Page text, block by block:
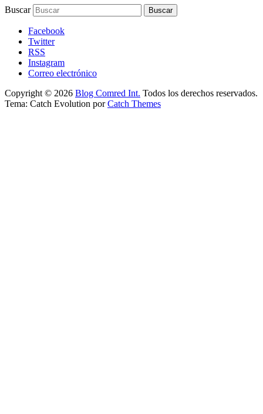
Buscar
Facebook
Twitter
RSS
Instagram
Correo electrónico
Copyright © 2026 Blog Comred Int. Todos los derechos reservados.
Tema: Catch Evolution porCatch Themes